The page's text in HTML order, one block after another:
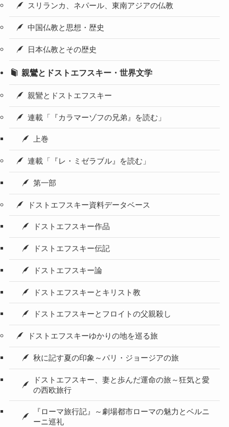
スリランカ、ネパール、東南アジアの仏教
中国仏教と思想・歴史
日本仏教とその歴史
親鸞とドストエフスキー・世界文学
親鸞とドストエフスキー
連載「『カラマーゾフの兄弟』を読む」
上巻
連載「『レ・ミゼラブル』を読む」
第一部
ドストエフスキー資料データベース
ドストエフスキー作品
ドストエフスキー伝記
ドストエフスキー論
ドストエフスキーとキリスト教
ドストエフスキーとフロイトの父親殺し
ドストエフスキーゆかりの地を巡る旅
秋に記す夏の印象～パリ・ジョージアの旅
ドストエフスキー、妻と歩んだ運命の旅～狂気と愛
の西欧旅行
『ローマ旅行記』～劇場都市ローマの魅力とベルニ
ーニ巡礼